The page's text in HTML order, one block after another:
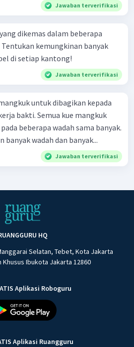
Jawaban terverifikasi
dikemas dalam beberapa
kemungkinan banyak
di setiap kantong!
Jawaban terverifikasi
untuk dibagikan kepada
bakti. Semua kue mangkuk
beberapa wadah sama banyak.
wadah dan banyak...
Jawaban terverifikasi
HQ
Selatan, Tebet, Kota Jakarta
Khusus Ibukota Jakarta 12860
Aplikasi Roboguru
Aplikasi Ruangguru